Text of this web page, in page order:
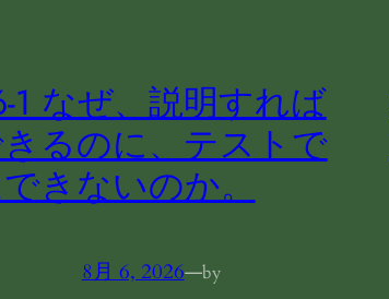
1 なぜ、説明すれば
るのに、テストで
きないのか。
8月 6, 2026—by